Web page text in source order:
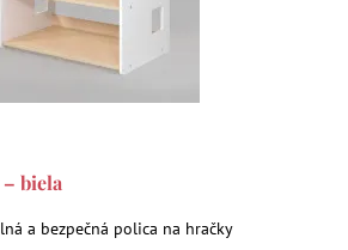
biela
a bezpečná polica na hračky